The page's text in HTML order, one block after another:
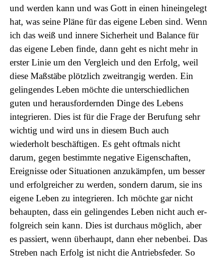
und werden kann und was Gott in einen hineingelegt
hat, was seine Pläne für das eigene Leben sind. Wenn
ich das weiß und innere Sicherheit und Balance für
das eigene Leben finde, dann geht es nicht mehr in
erster Linie um den Vergleich und den Erfolg, weil
diese Maßstäbe plötzlich zweitrangig werden. Ein
gelingendes Leben möchte die unterschiedlichen
guten und herausfordernden Dinge des Lebens
integrieren. Dies ist für die Frage der Berufung sehr
wichtig und wird uns in diesem Buch auch
wiederholt beschäftigen. Es geht oftmals nicht
darum, gegen bestimmte negative Eigenschaften,
Ereignisse oder Situationen anzukämpfen, um besser
und erfolgreicher zu werden, sondern darum, sie ins
eigene Leben zu integrieren. Ich möchte gar nicht
behaupten, dass ein gelingendes Leben nicht auch er-
folgreich sein kann. Dies ist durchaus möglich, aber
es passiert, wenn überhaupt, dann eher nebenbei. Das
Streben nach Erfolg ist nicht die Antriebsfeder. So